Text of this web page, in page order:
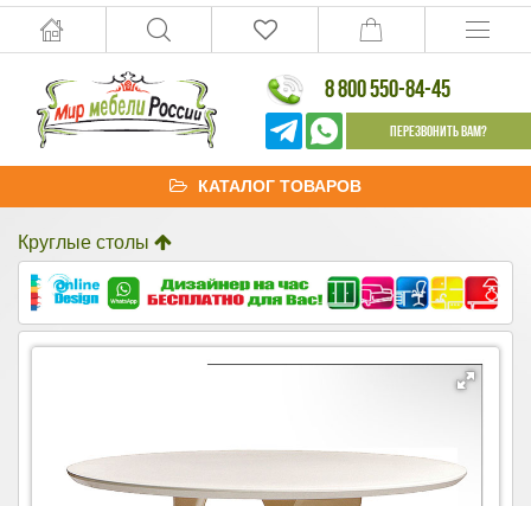
8 800 550-84-45
Перезвонить Вам?
КАТАЛОГ ТОВАРОВ
Круглые столы